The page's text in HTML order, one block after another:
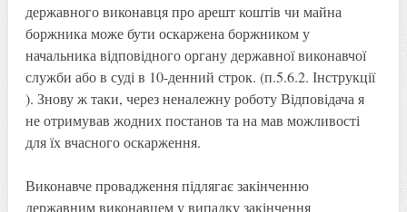
державного виконавця про арешт коштів чи майна
боржника може бути оскаржена боржником у
начальника відповідного органу державної виконавчої
служби або в суді в 10-денний строк. (п.5.6.2. Інструкції
). Знову ж таки, через неналежну роботу Відповідача я
не отримував жодних постанов та на мав можливості
для їх вчасного оскарження.
Виконавче провадження підлягає закінченню
державним виконавцем у випадку закінчення